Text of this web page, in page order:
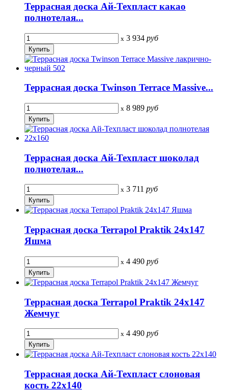
Террасная доска Ай-Техпласт какао
полнотелая...
x 3 934 руб
Террасная доска Twinson Terrace Massive...
x 8 989 руб
Террасная доска Ай-Техпласт шоколад
полнотелая...
x 3 711 руб
Террасная доска Terrapol Praktik 24х147
Яшма
x 4 490 руб
Террасная доска Terrapol Praktik 24х147
Жемчуг
x 4 490 руб
Террасная доска Ай-Техпласт слоновая
кость 22х140